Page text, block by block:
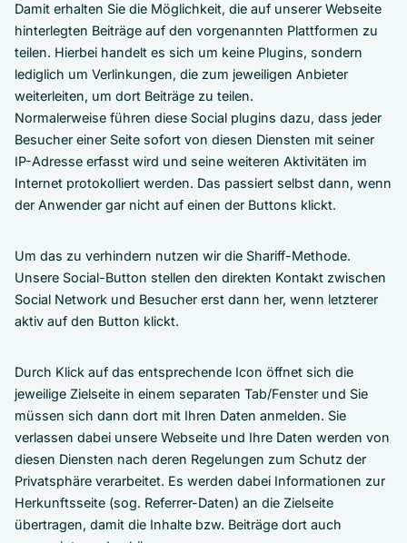
Damit erhalten Sie die Möglichkeit, die auf unserer Webseite
hinterlegten Beiträge auf den vorgenannten Plattformen zu
teilen. Hierbei handelt es sich um keine Plugins, sondern
lediglich um Verlinkungen, die zum jeweiligen Anbieter
weiterleiten, um dort Beiträge zu teilen.
Normalerweise führen diese Social plugins dazu, dass jeder
Besucher einer Seite sofort von diesen Diensten mit seiner
IP-Adresse erfasst wird und seine weiteren Aktivitäten im
Internet protokolliert werden. Das passiert selbst dann, wenn
der Anwender gar nicht auf einen der Buttons klickt.
Um das zu verhindern nutzen wir die Shariff-Methode.
Unsere Social-Button stellen den direkten Kontakt zwischen
Social Network und Besucher erst dann her, wenn letzterer
aktiv auf den Button klickt.
Durch Klick auf das entsprechende Icon öffnet sich die
jeweilige Zielseite in einem separaten Tab/Fenster und Sie
müssen sich dann dort mit Ihren Daten anmelden. Sie
verlassen dabei unsere Webseite und Ihre Daten werden von
diesen Diensten nach deren Regelungen zum Schutz der
Privatsphäre verarbeitet. Es werden dabei Informationen zur
Herkunftsseite (sog. Referrer-Daten) an die Zielseite
übertragen, damit die Inhalte bzw. Beiträge dort auch